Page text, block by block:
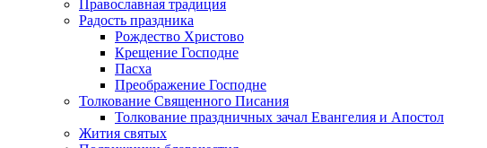
Православная традиция
Радость праздника
Рождество Христово
Крещение Господне
Пасха
Преображение Господне
Толкование Священного Писания
Толкование праздничных зачал Евангелия и Апостол
Жития святых